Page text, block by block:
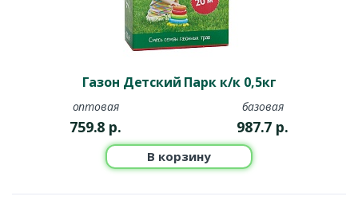
Газон Детский Парк к/к 0,5кг
оптовая
759.8 р.
базовая
987.7 р.
В корзину